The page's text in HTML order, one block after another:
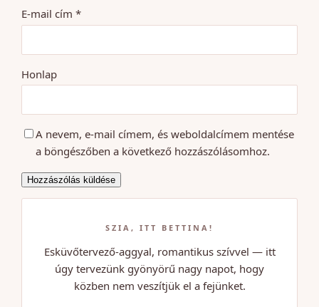
E-mail cím *
Honlap
A nevem, e-mail címem, és weboldalcímem mentése
a böngészőben a következő hozzászólásomhoz.
SZIA, ITT BETTINA!
Esküvőtervező-aggyal, romantikus szívvel — itt
úgy tervezünk gyönyörű nagy napot, hogy
közben nem veszítjük el a fejünket.